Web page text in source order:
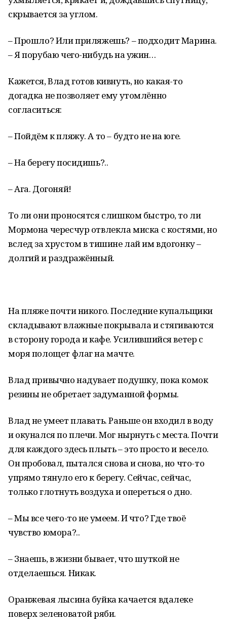
скрывается за углом.
– Прошло? Или приляжешь? – подходит Марина.
– Я порубаю чего-нибудь на ужин…
Кажется, Влад готов кивнуть, но какая-то
догадка не позволяет ему утомлённо
согласиться:
– Пойдём к пляжу. А то – будто не на юге.
– На берегу посидишь?..
– Ага. Догоняй!
То ли они проносятся слишком быстро, то ли
Мормона чересчур отвлекла миска с костями, но
вслед за хрустом в тишине лай им вдогонку –
долгий и раздражённый.
На пляже почти никого. Последние купальщики
складывают влажные покрывала и стягиваются
в сторону города и кафе. Усилившийся ветер с
моря полощет флаг на мачте.
Влад привычно надувает подушку, пока комок
резины не обретает задуманной формы.
Влад не умеет плавать. Раньше он входил в воду
и окунался по плечи. Мог нырнуть с места. Почти
для каждого здесь плыть – это просто и весело.
Он пробовал, пытался снова и снова, но что-то
упрямо тянуло его к берегу. Сейчас, сейчас,
только глотнуть воздуха и опереться о дно.
– Мы все чего-то не умеем. И что? Где твоё
чувство юмора?..
– Знаешь, в жизни бывает, что шуткой не
отделаешься. Никак.
Оранжевая лысина буйка качается вдалеке
поверх зеленоватой ряби.